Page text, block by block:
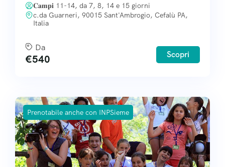
𝐂𝐚𝐦𝐩𝐢 11-14, da 7, 8, 14 e 15 giorni
c.da Guarneri, 90015 Sant'Ambrogio, Cefalù PA,
Italia
Da
€540 Scopri
Prenotabile anche con INPSieme